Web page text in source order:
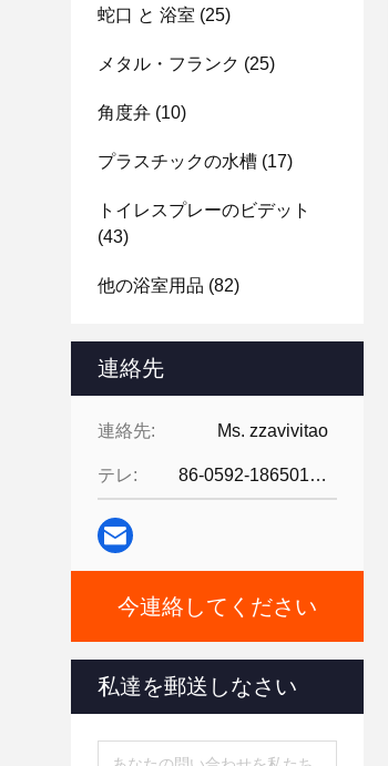
蛇口 と 浴室 (25)
メタル・フランク (25)
角度弁 (10)
プラスチックの水槽 (17)
トイレスプレーのビデット
(43)
他の浴室用品 (82)
連絡先
連絡先: Ms. zzavivitao
テレ: 86-0592-18650185095
今連絡してください
私達を郵送しなさい